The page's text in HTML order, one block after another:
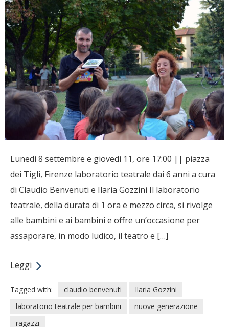
Lunedì 8 settembre e giovedì 11, ore 17:00 || piazza
dei Tigli, Firenze laboratorio teatrale dai 6 anni a cura
di Claudio Benvenuti e Ilaria Gozzini Il laboratorio
teatrale, della durata di 1 ora e mezzo circa, si rivolge
alle bambini e ai bambini e offre un’occasione per
assaporare, in modo ludico, il teatro e […]
Leggi
Tagged with: claudio benvenuti
Ilaria Gozzini
laboratorio teatrale per bambini
nuove generazione
ragazzi